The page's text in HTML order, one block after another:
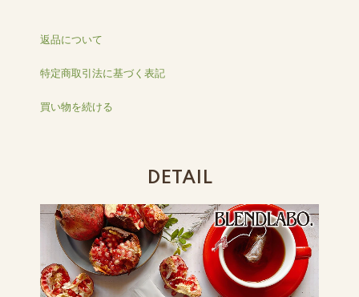
返品について
特定商取引法に基づく表記
買い物を続ける
DETAIL